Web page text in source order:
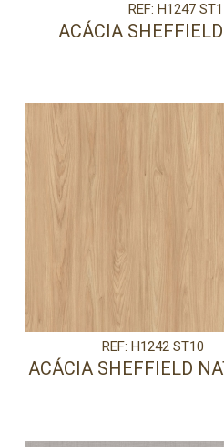
REF: H1247
ACÁCIA
REF: H1242 ST10
ACÁCIA SHEFFIELD